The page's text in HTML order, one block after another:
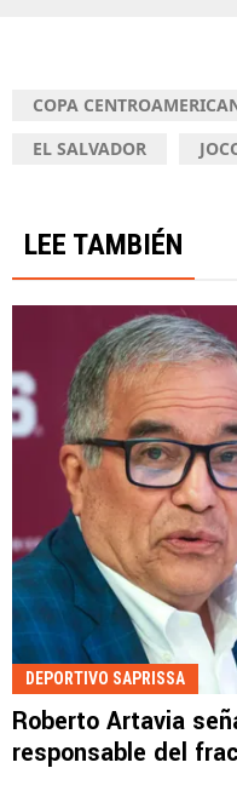
COPA
EL SALVADOR
LEE TAMBIÉN
DEPORTIVO SAPRISSA
Roberto Artavia
responsable del